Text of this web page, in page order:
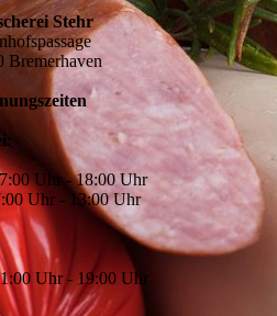
Stehr
Bremerhaven
:
Uhr - 18:00 Uhr
Uhr - 13:00 Uhr
Uhr - 19:00 Uhr